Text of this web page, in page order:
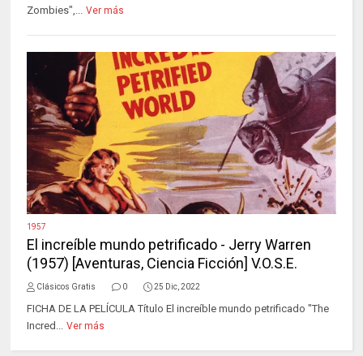
Zombies",... Ver más
1957
El increíble mundo petrificado - Jerry Warren
(1957) [Aventuras, Ciencia Ficción] V.O.S.E.
Clásicos Gratis 0 25 Dic, 2022
FICHA DE LA PELÍCULA Título El increíble mundo petrificado "The
Incred... Ver más